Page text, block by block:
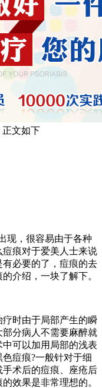
正文如下
现，很容易由于各种
痕对于爱美人士来说
必要的了，痘痕的去
介绍，一块了解下。
时由于局部产生的瞬
分病人不需要麻醉就
可以加用局部的浅表
痘痕?一般针对于细
术后的痘痕、座疮后
效果是非常理想的。